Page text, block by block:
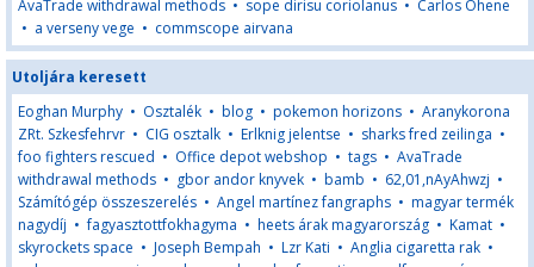
AvaTrade withdrawal methods • sope dirisu coriolanus • Carlos Ohene
• a verseny vege • commscope airvana
Utoljára keresett
Eoghan Murphy • Osztalék • blog • pokemon horizons • Aranykorona
ZRt. Szkesfehrvr • CIG osztalk • Erlknig jelentse • sharks fred zeilinga •
foo fighters rescued • Office depot webshop • tags • AvaTrade
withdrawal methods • gbor andor knyvek • bamb • 62,01,nAyAhwzj •
Számítógép összeszerelés • Angel martínez fangraphs • magyar termék
nagydíj •fagyasztottfokhagyma • heets árak magyarország • Kamat •
skyrockets space • Joseph Bempah • Lzr Kati • Anglia cigaretta rak •